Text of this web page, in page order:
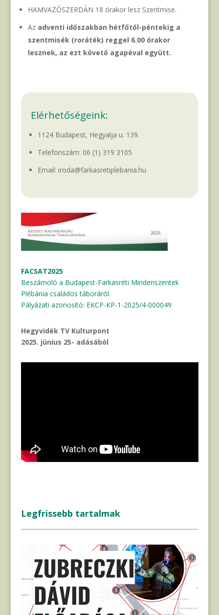
HAMVAZÓSZERDÁN 18 órakor lesz Szentmise.
Az adventi időszakban hétfőtől-péntekig a
szentmisék (roráték) reggel 6.00 órakor
lesznek, az ezt követő agapéval együtt.
Elérhetőségeink:
1124 Budapest, Hegyalja u. 139.
Telefonszám: 06 (1) 319 3105
Email: iroda@farkasretiplebania.hu
FACSAT2025
Beszámoló a Budapest-Farkasréti Mindenszentek
Plébánia családos táboráról.
Pályázati azonosító: EKCP-KP-1-2025/4-000049
Hegyvidék TV Kulturpont
2025. június 25- adásából
Legfrissebb tartalmak